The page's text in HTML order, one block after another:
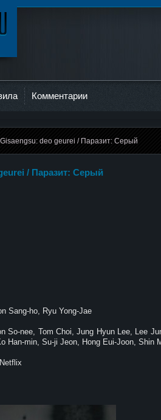
Комментарии
deo geurei / Паразит: Серый
/ Паразит: Серый
Sang-ho, Ryu Yong-Jae
So-nee, Tom Choi, Jung Hyun Lee, Lee
Han-min, Su-ji Jeon, Hong Eui-Joon, Shin